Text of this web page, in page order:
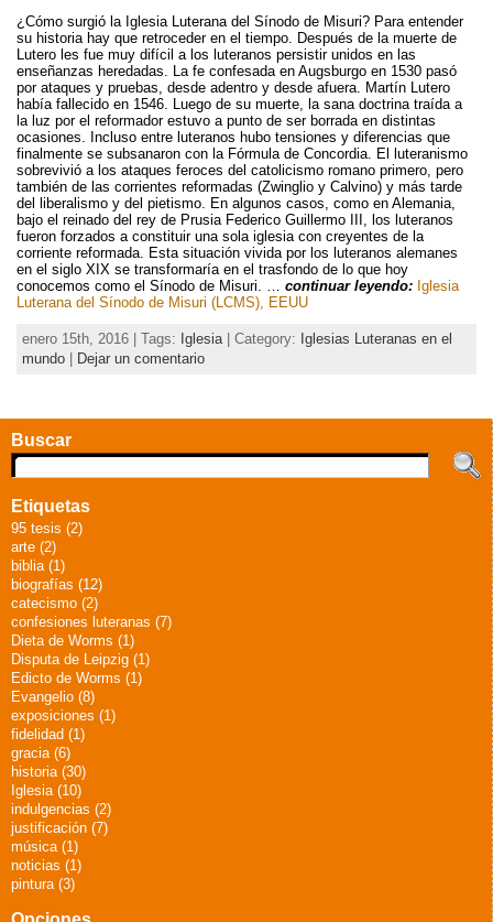
¿Cómo surgió la Iglesia Luterana del Sínodo de Misuri? Para entender
su historia hay que retroceder en el tiempo. Después de la muerte de
Lutero les fue muy difícil a los luteranos persistir unidos en las
enseñanzas heredadas. La fe confesada en Augsburgo en 1530 pasó
por ataques y pruebas, desde adentro y desde afuera. Martín Lutero
había fallecido en 1546. Luego de su muerte, la sana doctrina traída a
la luz por el reformador estuvo a punto de ser borrada en distintas
ocasiones. Incluso entre luteranos hubo tensiones y diferencias que
finalmente se subsanaron con la Fórmula de Concordia. El luteranismo
sobrevivió a los ataques feroces del catolicismo romano primero, pero
también de las corrientes reformadas (Zwinglio y Calvino) y más tarde
del liberalismo y del pietismo. En algunos casos, como en Alemania,
bajo el reinado del rey de Prusia Federico Guillermo III, los luteranos
fueron forzados a constituir una sola iglesia con creyentes de la
corriente reformada. Esta situación vivida por los luteranos alemanes
en el siglo XIX se transformaría en el trasfondo de lo que hoy
conocemos como el Sínodo de Misuri. … continuar leyendo: Iglesia
Luterana del Sínodo de Misuri (LCMS), EEUU
enero 15th, 2016 | Tags: Iglesia| Category: Iglesias Luteranas en el
mundo
Dejar un comentario
Buscar
Etiquetas
95 tesis (2)
arte (2)
biblia (1)
biografías (12)
catecismo (2)
confesiones luteranas (7)
Dieta de Worms (1)
Disputa de Leipzig (1)
Edicto de Worms (1)
Evangelio (8)
exposiciones (1)
fidelidad (1)
gracia (6)
historia (30)
Iglesia (10)
indulgencias (2)
justificación (7)
música (1)
noticias (1)
pintura (3)